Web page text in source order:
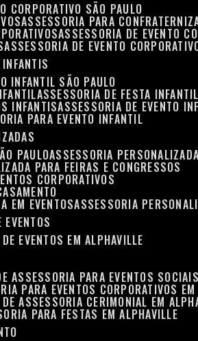
CORPORATIVO SÃO PAULO
ASSESSORIA PARA
ASSESSORIA DE EVENTO
ASSESSORIA DE EVENTO
INFANTIS
INFANTIL SÃO PAULO
ASSESSORIA DE FESTA INFANTIL
INFANTIS ASSESSORIA DE EVENTO
PARA EVENTO INFANTIL
PAULO ASSESSORIA
PARA FEIRAS E CONGRESSOS
CORPORATIVOS
EM EVENTOS ASSESSORIA
EVENTOS
EVENTOS EM ALPHAVILLE
ASSESSORIA PARA EVENTOS
PARA EVENTOS CORPORATIVOS
DE ASSESSORIA CERIMONIAL EM
PARA FESTAS EM ALPHAVILLE